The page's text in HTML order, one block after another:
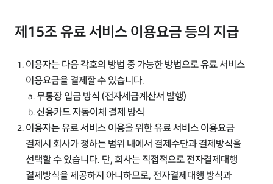
제15조 유료 서비스 이용요금 등의 지급
이용자는 다음 각호의 방법 중 가능한 방법으로 유료 서비스
이용요금을 결제할 수 있습니다.
무통장 입금 방식 (전자세금계산서 발행)
신용카드 자동이체 결제 방식
이용자는 유료 서비스 이용을 위한 유료 서비스 이용요금
결제시 회사가 정하는 범위 내에서 결제수단과 결제방식을
선택할 수 있습니다. 단, 회사는 직접적으로 전자결제대행
결제방식을 제공하지 아니하므로, 전자결제대행 방식과